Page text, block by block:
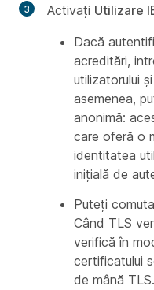
Activați Utilizare
Dacă
acreditări,
utilizatorului
asemenea,
anonimă:
care oferă o
identitatea
inițială de
Puteți comuta
Când TLS
verifică în
certificatului
de mână